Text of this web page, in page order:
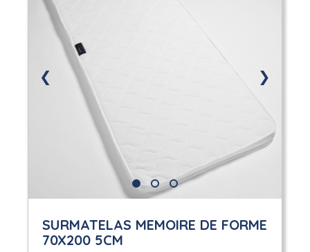
❮ ❯
SURMATELAS MEMOIRE DE FORME
70X200 5CM